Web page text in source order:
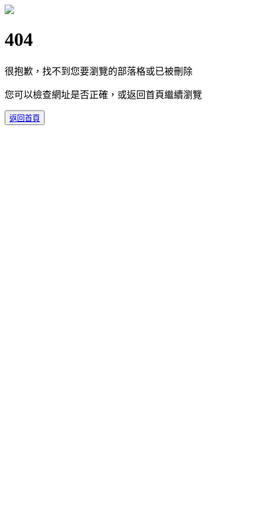
404
很抱歉，找不到您要瀏覽的部落格或已被刪除
您可以檢查網址是否正確，或返回首頁繼續瀏覽
返回首頁